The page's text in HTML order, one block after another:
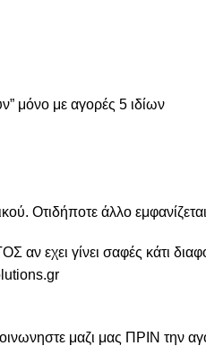
μόνο με αγορές 5 ιδίων
Οτιδήποτε άλλο
εχει γίνει σαφές κάτι
μαζι μας ΠΡΙΝ την